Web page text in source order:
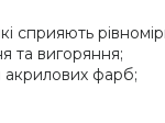
сприяють
та вигоряння;
акрилових фарб;